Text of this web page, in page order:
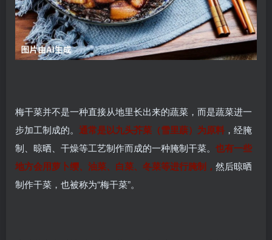
梅干菜并不是一种直接从地里长出来的蔬菜，而是蔬菜进一
步加工制成的。 通常是以九头芥菜（雪里蕻）为原料 ，经腌
制、晾晒、干燥等工艺制作而成的一种腌制干菜。 也有一些
地方会用萝卜缨、油菜、白菜、冬菜等进行腌制， 然后晾晒
制作干菜，也被称为“梅干菜”。